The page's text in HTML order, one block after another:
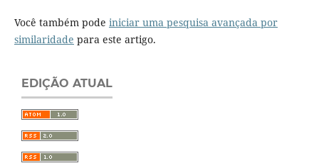
Você também pode iniciar uma pesquisa avançada por
similaridade para este artigo.
EDIÇÃO ATUAL